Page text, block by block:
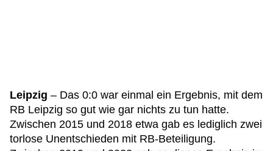
Leipzig – Das 0:0 war einmal ein Ergebnis, mit dem
RB Leipzig so gut wie gar nichts zu tun hatte.
Zwischen 2015 und 2018 etwa gab es lediglich zwei
torlose Unentschieden mit RB-Beteiligung.